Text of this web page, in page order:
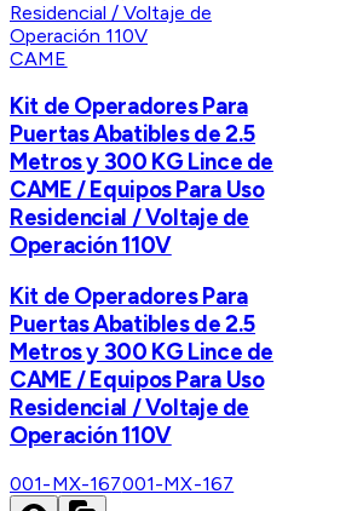
CAME
Kit de Operadores Para
Puertas Abatibles de 2.5
Metros y 300 KG Lince de
CAME / Equipos Para Uso
Residencial / Voltaje de
Operación 110V
Kit de Operadores Para
Puertas Abatibles de 2.5
Metros y 300 KG Lince de
CAME / Equipos Para Uso
Residencial / Voltaje de
Operación 110V
001-MX-167001-MX-167